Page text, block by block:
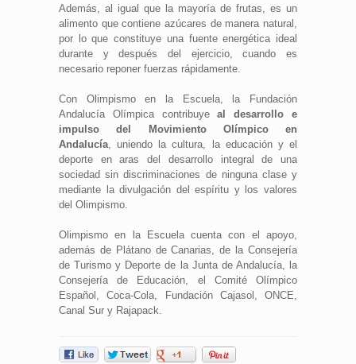
Además, al igual que la mayoría de frutas, es un
alimento que contiene azúcares de manera natural,
por lo que constituye una fuente energética ideal
durante y después del ejercicio, cuando es
necesario reponer fuerzas rápidamente.
Con Olimpismo en la Escuela, la Fundación
Andalucía Olímpica contribuyeal desarrollo e
impulso del Movimiento Olímpico en
Andalucía , uniendo la cultura, la educación y el
deporte en aras del desarrollo integral de una
sociedad sin discriminaciones de ninguna clase y
mediante la divulgación del espíritu y los valores
del Olimpismo.
Olimpismo en la Escuela cuenta con el apoyo,
además de Plátano de Canarias, de la Consejería
de Turismo y Deporte de la Junta de Andalucía, la
Consejería de Educación, el Comité Olímpico
Español, Coca-Cola, Fundación Cajasol, ONCE,
Canal Sur y Rajapack.